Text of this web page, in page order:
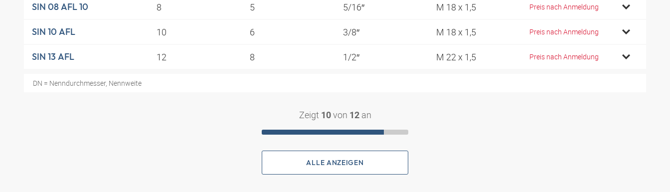
SIN 08 AFL 10 8 5 5/16″ M 18 x 1,5 Preis nach Anmeldung
SIN 10 AFL 10 6 3/8″ M 18 x 1,5 Preis nach Anmeldung
SIN 13 AFL 12 8 1/2″ M 22 x 1,5 Preis nach Anmeldung
DN = Nenndurchmesser, Nennweite
Zeigt 10von 12an
ALLE ANZEIGEN